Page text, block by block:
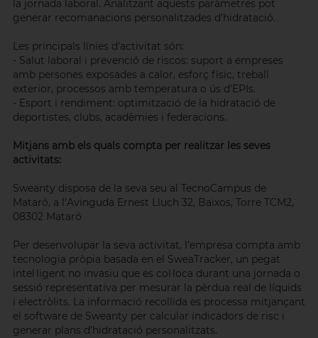
la jornada laboral. Analitzant aquests paràmetres pot
generar recomanacions personalitzades d’hidratació.
Les principals línies d’activitat són:
- Salut laboral i prevenció de riscos: suport a empreses
amb persones exposades a calor, esforç físic, treball
exterior, processos amb temperatura o ús d’EPIs.
- Esport i rendiment: optimització de la hidratació de
deportistes, clubs, acadèmies i federacions.
Mitjans amb els quals compta per realitzar les seves
activitats:
Sweanty disposa de la seva seu al TecnoCampus de
Mataró, a l’Avinguda Ernest Lluch 32, Baixos, Torre TCM2,
08302 Mataró
Per desenvolupar la seva activitat, l’empresa compta amb
tecnologia pròpia basada en el SweaTracker, un pegat
intel·ligent no invasiu que es col·loca durant una jornada o
sessió representativa per mesurar la pèrdua real de líquids
i electròlits. La informació recollida es processa mitjançant
el software de Sweanty per calcular indicadors de risc i
generar plans d’hidratació personalitzats.